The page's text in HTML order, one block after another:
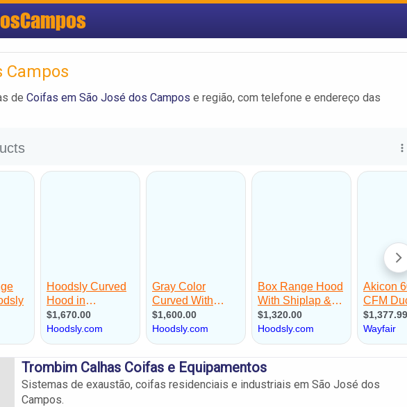
Campos
de Coifas em São José dos Campos e região, com telefone e endereço das
Trombim Calhas Coifas e Equipamentos
Sistemas de exaustão, coifas residenciais e industriais em São José dos
Campos.